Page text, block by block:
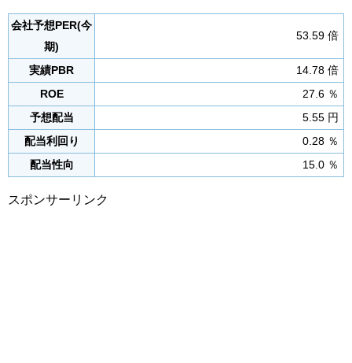
会社予想PER(今
期)
53.59 倍
実績PBR
14.78 倍
ROE
27.6 ％
予想配当
5.55 円
配当利回り
0.28 ％
配当性向
15.0 ％
スポンサーリンク